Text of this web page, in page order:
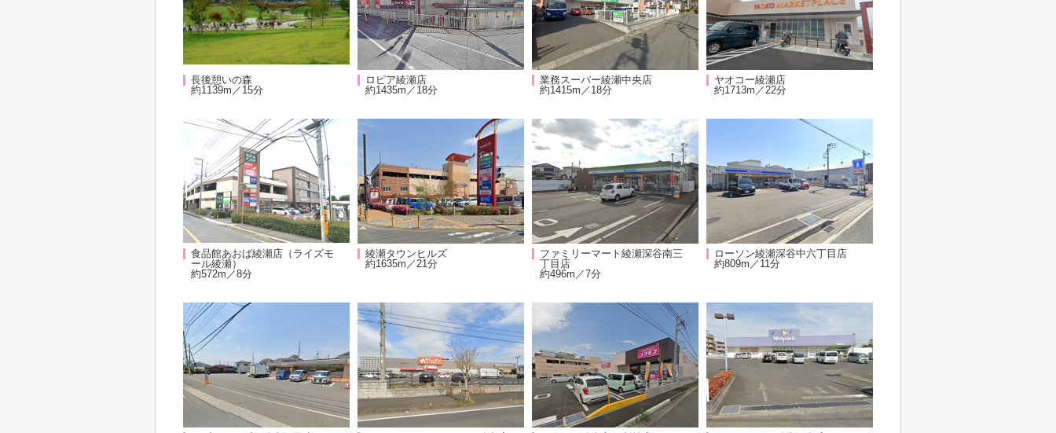
長後憩いの森
約1139m／15分
ロピア綾瀬店
約1435m／18分
業務スーパー綾瀬中央店
約1415m／18分
ヤオコー綾瀬店
約1713m／22分
食品館あおば綾瀬店（ライズモ
ール綾瀬）
約572m／8分
綾瀬タウンヒルズ
約1635m／21分
ファミリーマート綾瀬深谷南三
丁目店
約496m／7分
ローソン綾瀬深谷中六丁目店
約809m／11分